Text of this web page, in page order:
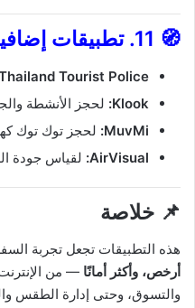
🧭 11. تطبيقات إضافية مفيدة
Tourist Police:
Klook: لحجز الأنشطة
MuvMi: لحجز توك توك
AirVisual: لقياس جودة
📌 خلاصة
هذه التطبيقات تجعل تجربة السفر
أرخص، وأكثر أمانًا — من
والتسوق، وحتى إدارة الطقس